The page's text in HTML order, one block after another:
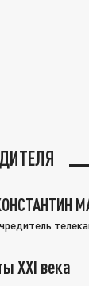
XXI века